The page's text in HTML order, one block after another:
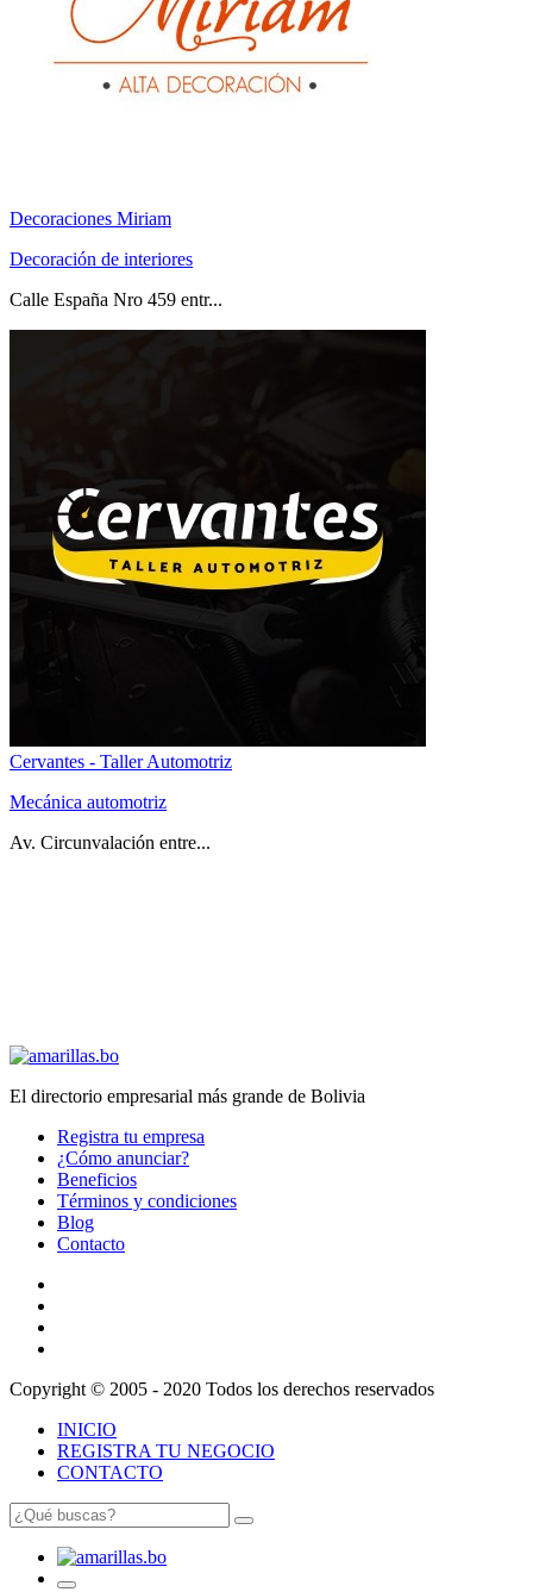
Decoraciones Miriam
Decoración de interiores
Calle España Nro 459 entr...
Cervantes - Taller Automotriz
Mecánica automotriz
Av. Circunvalación entre...
El directorio empresarial más grande de Bolivia
Registra tu empresa
¿Cómo anunciar?
Beneficios
Términos y condiciones
Blog
Contacto
Copyright © 2005 - 2020 Todos los derechos reservados
INICIO
REGISTRA TU NEGOCIO
CONTACTO